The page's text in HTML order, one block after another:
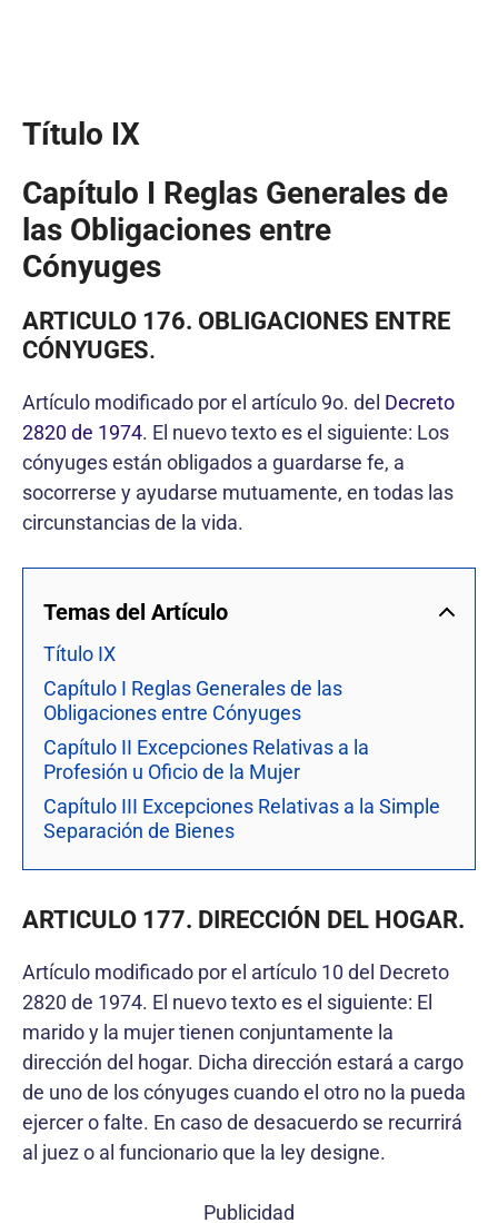
Título IX
Capítulo I Reglas Generales de
las Obligaciones entre
Cónyuges
ARTICULO 176. OBLIGACIONES ENTRE
CÓNYUGES.
Artículo modificado por el artículo 9o. del Decreto
2820 de 1974. El nuevo texto es el siguiente: Los
cónyuges están obligados a guardarse fe, a
socorrerse y ayudarse mutuamente, en todas las
circunstancias de la vida.
Temas del Artículo
Título IX
Capítulo I Reglas Generales de las
Obligaciones entre Cónyuges
Capítulo II Excepciones Relativas a la
Profesión u Oficio de la Mujer
Capítulo III Excepciones Relativas a la Simple
Separación de Bienes
ARTICULO 177. DIRECCIÓN DEL HOGAR.
Artículo modificado por el artículo 10 del Decreto
2820 de 1974. El nuevo texto es el siguiente: El
marido y la mujer tienen conjuntamente la
dirección del hogar. Dicha dirección estará a cargo
de uno de los cónyuges cuando el otro no la pueda
ejercer o falte. En caso de desacuerdo se recurrirá
al juez o al funcionario que la ley designe.
Publicidad